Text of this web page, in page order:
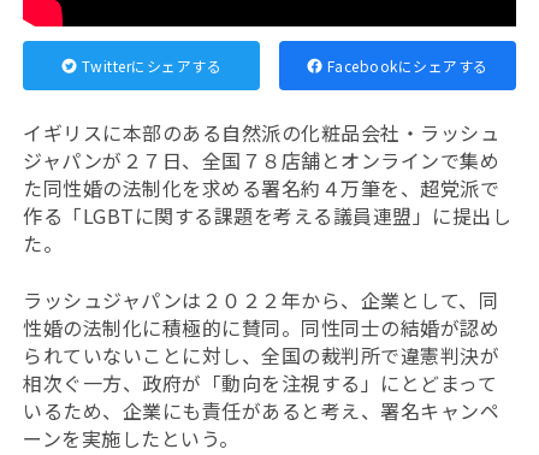
Twitterにシェアする Facebookにシェアする
イギリスに本部のある自然派の化粧品会社・ ラッシュ
ジャパンが２７日、全国７８店舗とオンラインで集め
た同性婚の法制化を求める署名約４万筆を、超党派で
作る「LGBTに関する課題を考える議員連盟」に提出し
た。
ラッシュジャパンは２０２２年から、企業として、同
性婚の法制化に積極的に賛同。同性同士の結婚が認め
られていないことに対し、全国の裁判所で違憲判決が
相次ぐ一方、政府が「動向を注視する」にとどまって
いるため、企業にも責任があると考え、署名キャンペ
ーンを実施したという。